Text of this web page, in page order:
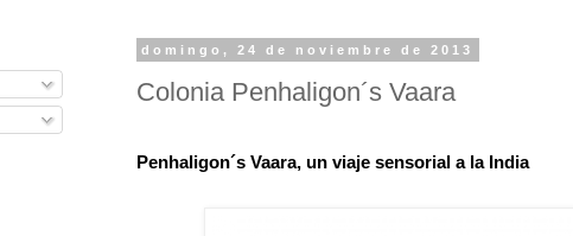
domingo, 24 de noviembre de 2013
Colonia Penhaligon´s Vaara
Penhaligon´s Vaara, un viaje sensorial a la India